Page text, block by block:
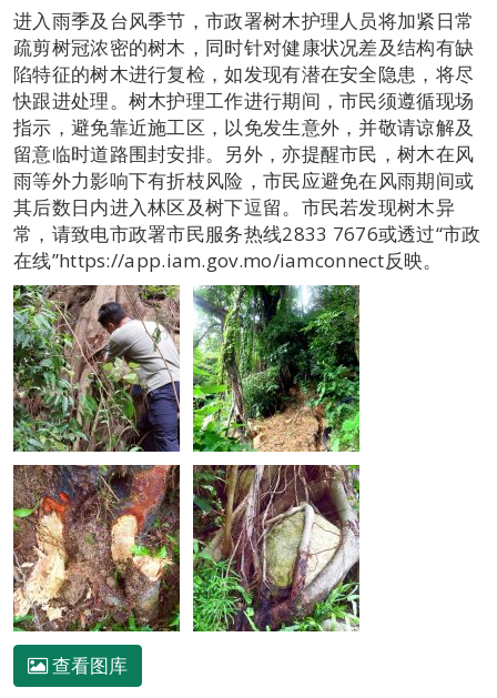
进入雨季及台风季节，市政署树木护理人员将加紧日常
疏剪树冠浓密的树木，同时针对健康状况差及结构有缺
陷特征的树木进行复检，如发现有潜在安全隐患，将尽
快跟进处理。树木护理工作进行期间，市民须遵循现场
指示，避免靠近施工区，以免发生意外，并敬请谅解及
留意临时道路围封安排。另外，亦提醒市民，树木在风
雨等外力影响下有折枝风险，市民应避免在风雨期间或
其后数日内进入林区及树下逗留。市民若发现树木异
常，请致电市政署市民服务热线2833 7676或透过“市政
在线”https://app.iam.gov.mo/iamconnect反映。
查看图库